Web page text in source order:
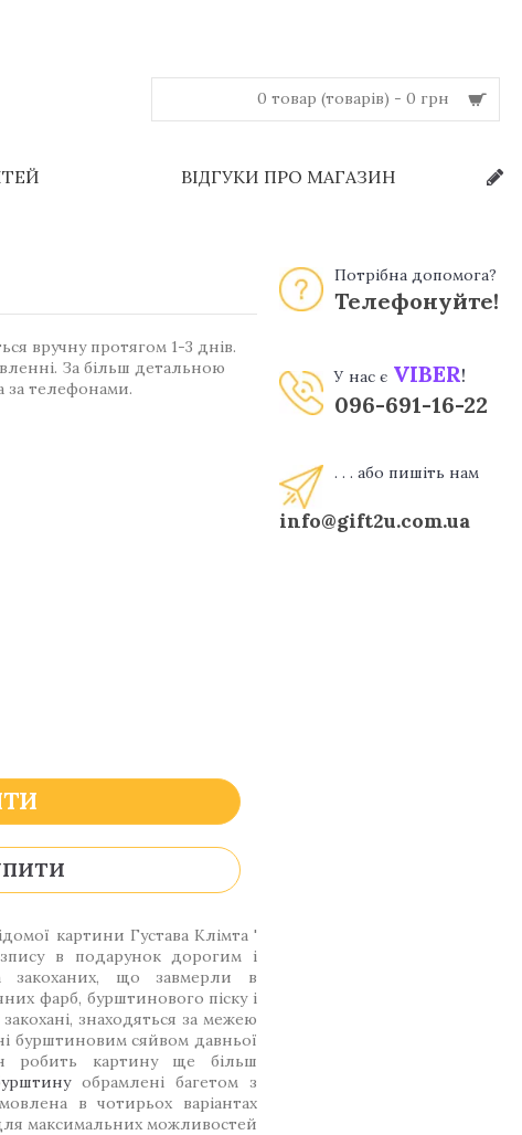
0 товар (товарів) - 0 грн
ВІДГУКИ ПРО МАГАЗИН
Потрібна допомога?
Телефонуйте!
У нас є VIBER!
096-691-16-22
. . . або пишіть нам
info@gift2u.com.ua
вручну протягом 1-3 днів.
За більш детальною
за телефонами.
картини Густава Клімта '
в подарунок дорогим і
закоханих, що завмерли в
фарб, бурштинового піску і
знаходяться за межею
бурштиновим сяйвом давньої
робить картину ще більш
обрамлені багетом з
в чотирьох варіантах
для максимальних можливостей